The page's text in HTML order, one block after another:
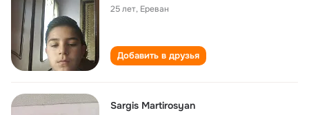
25 лет, Ереван
Добавить в друзья
Sargis Martirosyan